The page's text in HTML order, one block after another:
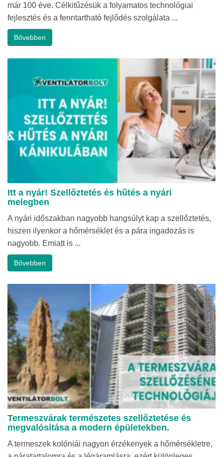
már 100 éve. Célkitűzésük a folyamatos technológiai
fejlesztés és a fenntartható fejlődés szolgálata ...
Bővebben
Itt a nyár! Szellőztetés és hűtés a nyári
melegben
A nyári időszakban nagyobb hangsúlyt kap a szellőztetés,
hiszen ilyenkor a hőmérséklet és a pára ingadozás is
nagyobb. Emiatt is ...
Bővebben
Termeszvárak természetes szellőztetése és
megvalósítása a modern épületekben.
A termeszek kolóniái nagyon érzékenyek a hőmérsékletre,